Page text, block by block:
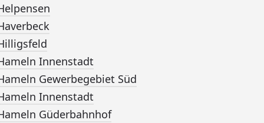
Innenstadt
Gewerbegebiet Süd
Innenstadt
Güderbahnhof